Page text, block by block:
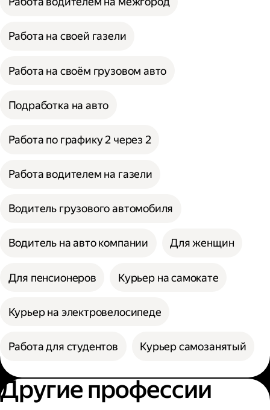
Работа на своей газели
Работа на своём грузовом авто
Подработка на авто
Работа по графику 2 через 2
Работа водителем на газели
Водитель грузового автомобиля
Водитель на авто компании Для женщин
Для пенсионеров Курьер на самокате
Курьер на электровелосипеде
Работа для студентов Курьер самозанятый
Другие профессии